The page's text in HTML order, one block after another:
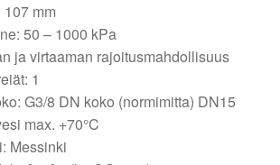
mm
50 – 1000 kPa
ja virtaaman rajoitusmahdollisuus
1
G3/8 DN koko (normimitta) DN15
max. +70°C
Messinki